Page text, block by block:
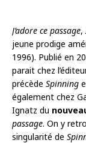
J’adore ce passage,
jeune prodige
1996). Publié en
parait chez
précède Spinning
également chez
Ignatz du
passage. On y
singularité de